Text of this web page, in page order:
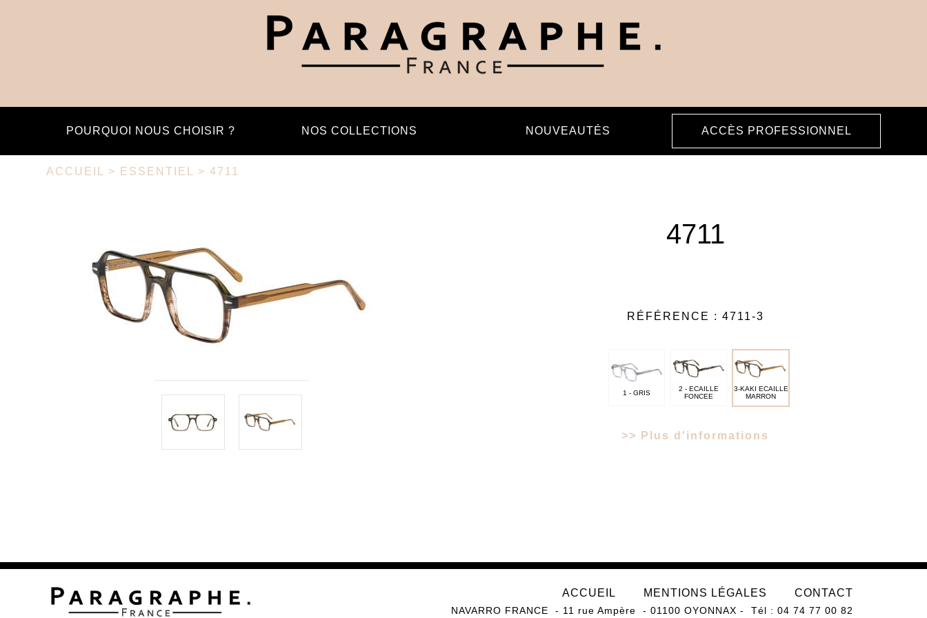
POURQUOI NOUS CHOISIR ? NOS COLLECTIONS NOUVEAUTÉS ACCÈS PROFESSIONNEL
ACCUEIL > ESSENTIEL > 4711
4711
RÉFÉRENCE : 4711-3
1 - GRIS
2 - ECAILLE
FONCEE
3-KAKI ECAILLE
MARRON
>> Plus d'informations
ACCUEIL MENTIONS LÉGALES CONTACT
NAVARRO FRANCE 11 rue Ampère 01100 OYONNAX Tél : 04 74 77 00 82